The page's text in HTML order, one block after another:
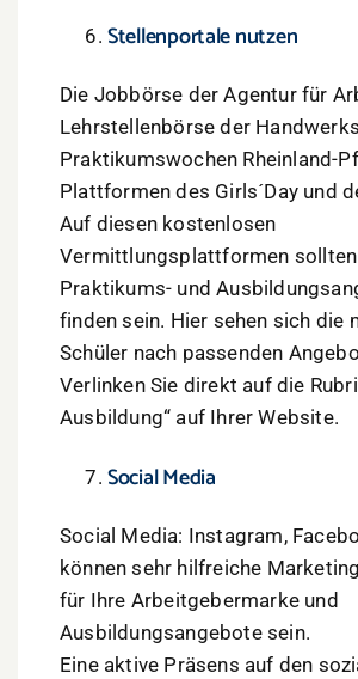
Stellenportale nutzen
Die Jobbörse der Agentur für
Lehrstellenbörse der
Praktikumswochen Rheinland-
Plattformen des Girls´Day und
Auf diesen kostenlosen
Vermittlungsplattformen
Praktikums- und
finden sein. Hier sehen sich die
Schüler nach passenden
Verlinken Sie direkt auf die
Ausbildung“ auf Ihrer Website.
Social Media
Social Media: Instagram,
können sehr hilfreiche
für Ihre Arbeitgebermarke und
Ausbildungsangebote sein.
Eine aktive Präsens auf den